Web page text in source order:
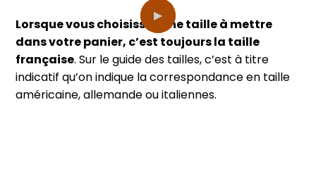
Lorsque vous choisissez une taille à mettre
dans votre panier, c’est toujours la taille
française. Sur le guide des tailles, c’est à titre
indicatif qu’on indique la correspondance en taille
américaine, allemande ou italiennes.